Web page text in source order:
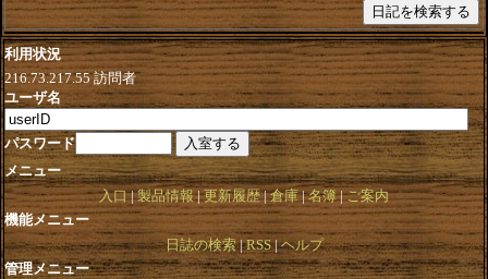
利用状況
216.73.217.55訪問者
ユーザ名
パスワード
メニュー
入口 製品情報 更新履歴 倉庫 名簿 ご案内
機能メニュー
日誌の検索 RSS ヘルプ
管理メニュー